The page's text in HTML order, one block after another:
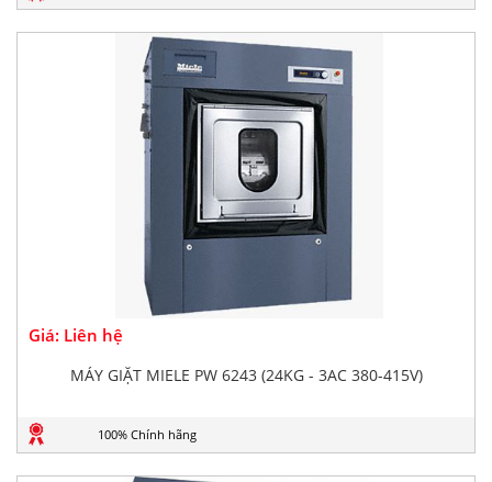
Giá: Liên hệ
MÁY GIẶT MIELE PW 6243 (24KG - 3AC 380-415V)
100% Chính hãng